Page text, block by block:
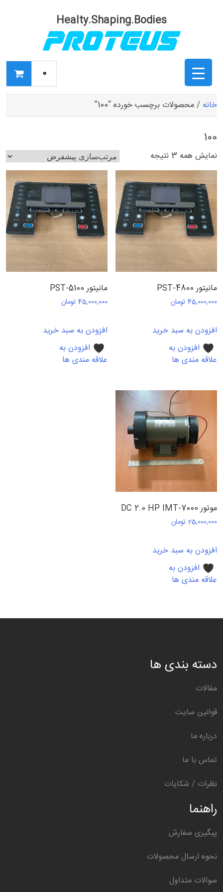
Healty.Shaping.Bodies
0
خانه / محصولات برچسب خورده “100”
100
نمایش همه 3 نتیجه
مانیتور PST-4800
45,000,000 تومان
افزودن به سبد خرید
افزودن به
علاقه مندی ها
مانیتور PST-5100
45,000,000 تومان
افزودن به سبد خرید
افزودن به
علاقه مندی ها
موتور DC 2.0 HP IMT-7000
25,000,000 تومان
افزودن به سبد خرید
افزودن به
علاقه مندی ها
دسته بندی ها
مقالات
قوانین سایت
درباره ما
تماس با ما
نظرات / شکایات
راهنما
پیگیری سفارش
نحوه ارسال محصولات
سوالات متداول